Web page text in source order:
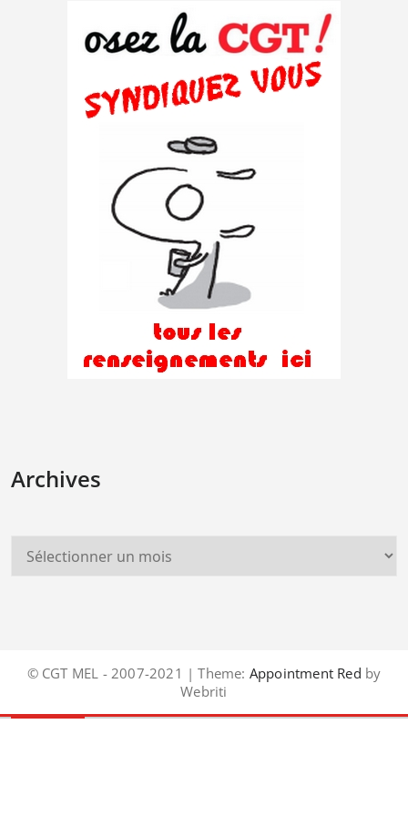
Archives
© CGT MEL - 2007-2021 | Theme: Appointment Red by
Webriti